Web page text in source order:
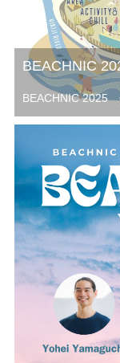
BEACHNIC
BEACHNIC 2025